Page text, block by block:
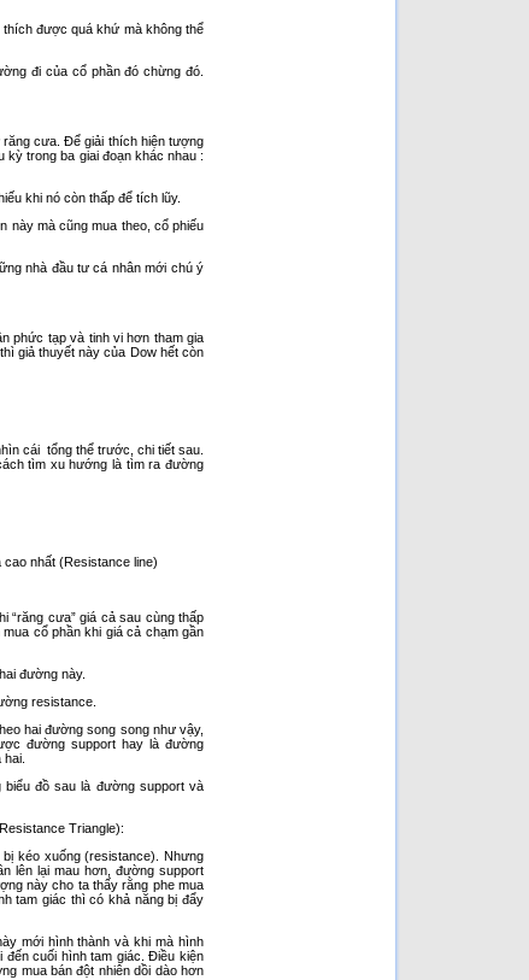
được quá khứ mà không thể
đi của cổ phần đó chừng đó.
răng cưa. Để giải thích hiện tượng
kỳ trong ba giai đoạn khác nhau :
khi nó còn thấp để tích lũy.
này mà cũng mua theo, cổ phiếu
nhà đầu tư cá nhân mới chú ý
phức tạp và tinh vi hơn tham gia
giả thuyết này của Dow hết còn
cái tổng thể trước, chi tiết sau.
tìm xu hướng là tìm ra đường
nhất (Resistance line)
“răng cưa” giá cả sau cùng thấp
cổ phần khi giá cả chạm gần
đường này.
resistance.
hai đường song song như vậy,
đường support hay là đường
đồ sau là đường support và
Triangle):
kéo xuống (resistance). Nhưng
lên lại mau hơn, đường support
này cho ta thấy rằng phe mua
tam giác thì có khả năng bị đẩy
mới hình thành và khi mà hình
đến cuối hình tam giác. Điều kiện
mua bán đột nhiên dồi dào hơn